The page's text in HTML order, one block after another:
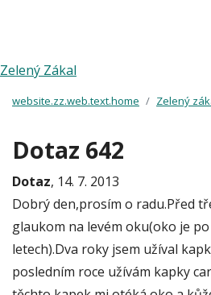
Zelený Zákal
website.zz.web.text.home Zelený
Dotaz 642
Dotaz, 14. 7. 2013
Dobrý den,prosím o radu.Před
glaukom na levém oku(oko je
letech).Dva roky jsem užíval
posledním roce užívám kapky